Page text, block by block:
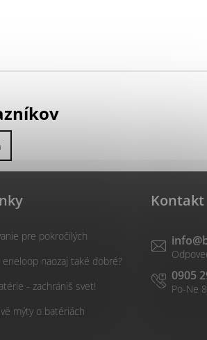
pre pokročilých
naozaj také dobré?
- zachrániš svet!
mýty o batériách
Kontakt
info@
0905